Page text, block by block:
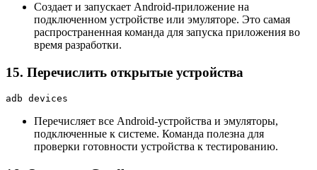
Создает и запускает Android-приложение на
подключенном устройстве или эмуляторе. Это самая
распространенная команда для запуска приложения во
время разработки.
15. Перечислить открытые устройства
adb devices
Перечисляет все Android-устройства и эмуляторы,
подключенные к системе. Команда полезна для
проверки готовности устройства к тестированию.